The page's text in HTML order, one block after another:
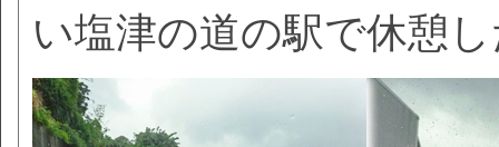
い塩津の道の駅で休憩